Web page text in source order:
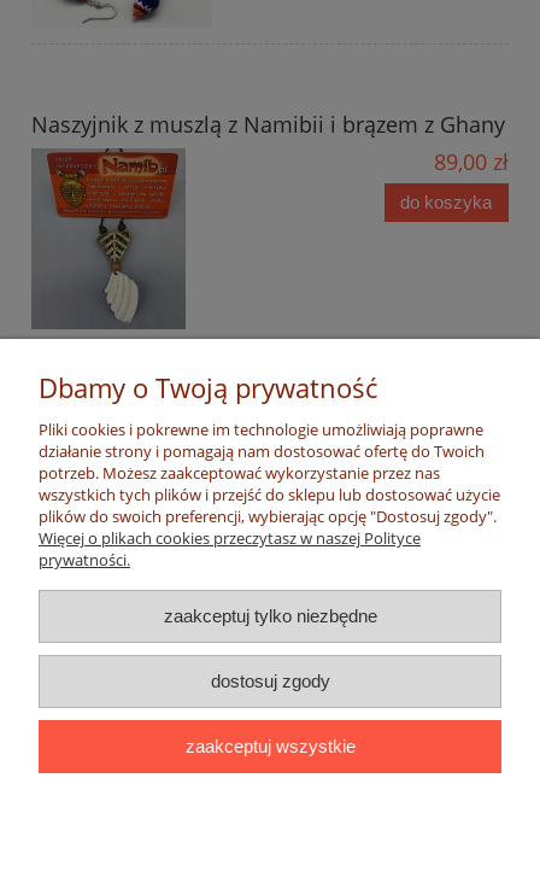
Naszyjnik z muszlą z Namibii i brązem z Ghany
89,00 zł
do koszyka
Bransoletka z korali Krobo – Ghana
65,00 zł
do koszyka
Naszyjnik z korali KROBO (Ghana)
Dbamy o Twoją prywatność
Pliki cookies i pokrewne im technologie umożliwiają poprawne
działanie strony i pomagają nam dostosować ofertę do Twoich
potrzeb. Możesz zaakceptować wykorzystanie przez nas
wszystkich tych plików i przejść do sklepu lub dostosować użycie
plików do swoich preferencji, wybierając opcję "Dostosuj zgody".
Więcej o plikach cookies przeczytasz w naszej Polityce
prywatności.
zaakceptuj tylko niezbędne
dostosuj zgody
zaakceptuj wszystkie